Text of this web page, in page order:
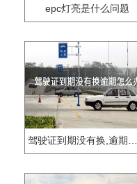
epc灯亮是什么问题
驾驶证到期没有换,逾期怎么办??